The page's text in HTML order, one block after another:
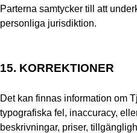
Parterna samtycker till att
personliga jurisdiktion.
15. KORREKTIONER
Det kan finnas information om
typografiska fel, inaccuracy,
beskrivningar, priser,